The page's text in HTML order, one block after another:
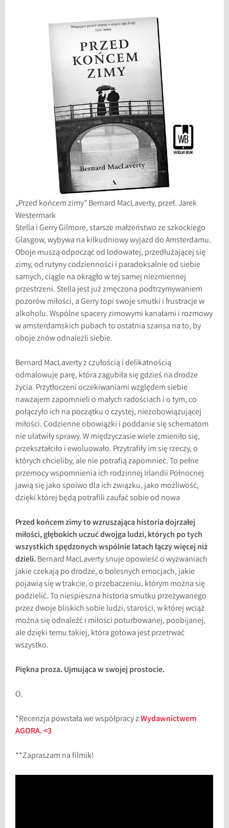
„Przed końcem zimy” Bernard MacLaverty, przeł. Jarek
Westermark
Stella i Gerry Gilmore, starsze małżeństwo ze szkockiego
Glasgow, wybywa na kilkudniowy wyjazd do Amsterdamu.
Oboje muszą odpocząć od lodowatej, przedłużającej się
zimy, od rutyny codzienności i paradoksalnie od siebie
samych, ciągle na okrągło w tej samej niezmiennej
przestrzeni. Stella jest już zmęczona podtrzymywaniem
pozorów miłości, a Gerry topi swoje smutki i frustracje w
alkoholu. Wspólne spacery zimowymi kanałami i rozmowy
w amsterdamskich pubach to ostatnia szansa na to, by
oboje znów odnaleźli siebie.
Bernard MacLaverty z czułością i delikatnością
odmalowuje parę, która zagubiła się gdzieś na drodze
życia. Przytłoczeni oczekiwaniami względem siebie
nawzajem zapomnieli o małych radościach i o tym, co
połączyło ich na początku o czystej, niezobowiązującej
miłości. Codzienne obowiązki i poddanie się schematom
nie ułatwiły sprawy. W międzyczasie wiele zmieniło się,
przekształciło i ewoluowało. Przytrafiły im się rzeczy, o
których chcieliby, ale nie potrafią zapomnieć. To pełne
przemocy wspomnienia ich rodzinnej Irlandii Północnej
jawią się jako spoiwo dla ich związku, jako możliwość,
dzięki której będą potrafili zaufać sobie od nowa
Przed końcem zimy to wzruszająca historia dojrzałej
miłości, głębokich uczuć dwojga ludzi, których po tych
wszystkich spędzonych wspólnie latach łączy więcej niż
dzieli.Bernard MacLaverty snuje opowieść o wyzwaniach
jakie czekają po drodze, o bolesnych emocjach, jakie
pojawią się w trakcie, o przebaczeniu, którym można się
podzielić. To niespieszna historia smutku przeżywanego
przez dwoje bliskich sobie ludzi, starości, w której wciąż
można się odnaleźć i miłości poturbowanej, poobijanej,
ale dzięki temu takiej, która gotowa jest przetrwać
wszystko.
Piękna proza. Ujmująca w swojej prostocie.
O.
*Recenzja powstała we współpracy zWydawnictwem
AGORA. <3
**Zapraszam na filmik!